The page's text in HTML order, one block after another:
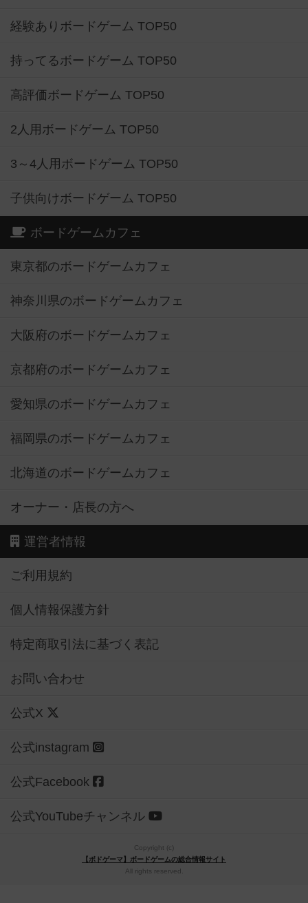
経験ありボードゲーム TOP50
持ってるボードゲーム TOP50
高評価ボードゲーム TOP50
2人用ボードゲーム TOP50
3～4人用ボードゲーム TOP50
子供向けボードゲーム TOP50
ボードゲームカフェ
東京都のボードゲームカフェ
神奈川県のボードゲームカフェ
大阪府のボードゲームカフェ
京都府のボードゲームカフェ
愛知県のボードゲームカフェ
福岡県のボードゲームカフェ
北海道のボードゲームカフェ
オーナー・店長の方へ
運営者情報
ご利用規約
個人情報保護方針
特定商取引法に基づく表記
お問い合わせ
公式X
公式instagram
公式Facebook
公式YouTubeチャンネル
Copyright (c)
【ボドゲーマ】ボードゲームの総合情報サイト
All rights reserved.